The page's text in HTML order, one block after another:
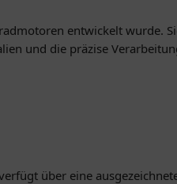
entwickelt wurde.
und die präzise
über eine